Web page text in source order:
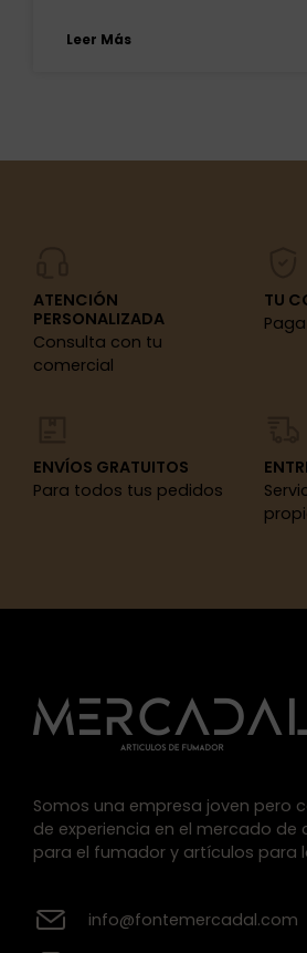
Leer Más
ATENCIÓN
PERSONALIZADA
Consulta con tu
comercial
TU
ENVÍOS GRATUITOS
Para todos tus pedidos
Somos una empresa joven pero
de experiencia en el mercado
para el fumador y artículos para
info@fontemercadal.com